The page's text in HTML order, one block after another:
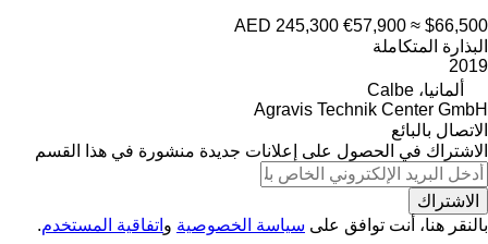
AED 245,300 €57,900 ≈ $66,500
البذارة المتكاملة
2019
ألمانيا، Calbe
Agravis Technik Center GmbH
الاتصال بالبائع
الاشتراك في الحصول على إعلانات جديدة منشورة في هذا القسم
الاشتراك
بالنقر هنا، أنت توافق على سياسة الخصوصية و اتفاقية المستخدم.